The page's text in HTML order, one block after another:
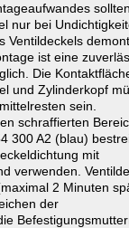
nur bei
Ventildeckels
ist eine
Die
und Zylinderkopf
sein.
schraffierten
300 A2 (blau)
mit
verwenden.
2 Minuten
der